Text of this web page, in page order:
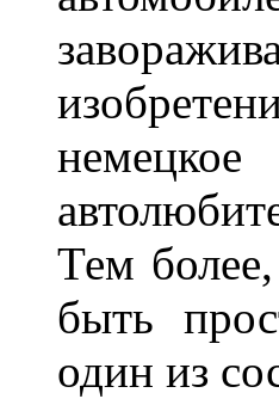
Тем более,
быть
один из